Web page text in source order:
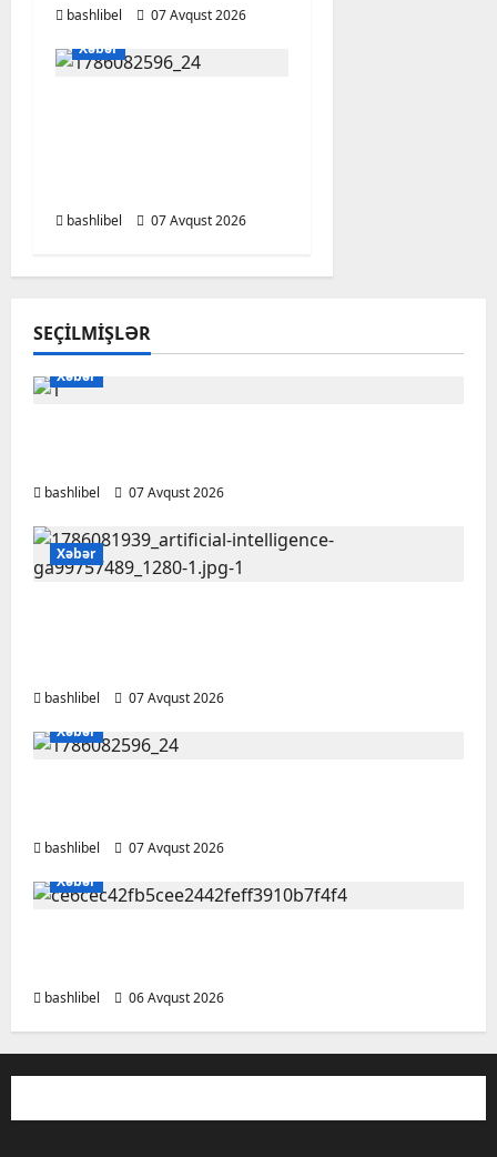
bashlibel
07 Avqust 2026
Xəbər
bashlibel 07 Avqust 2026
SEÇILMIŞLƏR
Xəbər
bashlibel 07 Avqust 2026
Xəbər
bashlibel
07 Avqust 2026
Xəbər
bashlibel
07 Avqust 2026
Xəbər
bashlibel 06 Avqust 2026